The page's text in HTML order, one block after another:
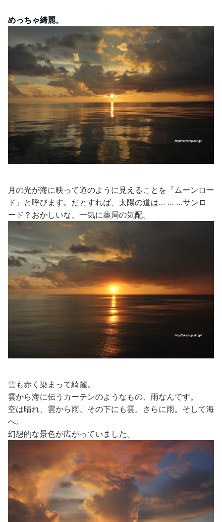
めっちゃ綺麗。
月の光が海に映って道のように見えることを『ムーンロー
ド』と呼びます。だとすれば、太陽の道は… … …サンロ
ード？おかしいな、一気に薬局の気配。
雲も赤く染まって綺麗。
雲から海に伝うカーテンのようなもの、雨なんです。
空は晴れ、雲から雨、その下にも雲。さらに雨。そして海
へ。
幻想的な景色が広がっていました。